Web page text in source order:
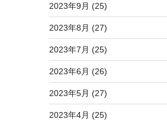
2023年9月 (25)
2023年8月 (27)
2023年7月 (25)
2023年6月 (26)
2023年5月 (27)
2023年4月 (25)